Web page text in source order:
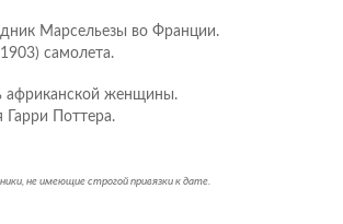
Марсельезы во Франции.
самолета.
африканской женщины.
Поттера.
не имеющие строгой привязки к дате.